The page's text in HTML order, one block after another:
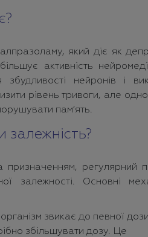
який діє як
активність
нейронів і
рівень тривоги, але
пам’ять.
залежність?
призначенням, регулярний
залежності. Основні
звикає до певної
збільшувати дозу. Це